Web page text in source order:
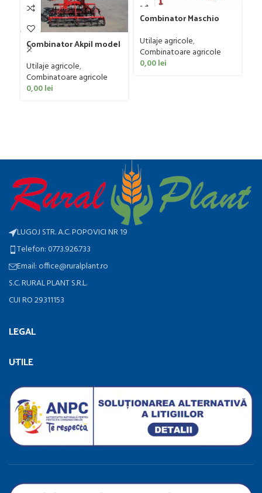
Combinator Akpil model
Rylec XL, 80-160 CP
Utilaje agricole,
Combinatoare agricole
0,00lei
Combinator Maschio
Sandokan, 120-190 CP
Utilaje agricole,
Combinatoare agricole
0,00lei
LUGOJ STR. A.C. POPOVICI NR 19
Telefon: 0773.926.733
Email: office@ruralplant.ro
S.C. RURAL PLANT S.R.L.
CUI RO 29311153
LEGAL
UTILE